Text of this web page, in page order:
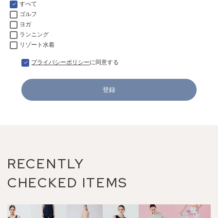
すべて
ゴルフ
ヨガ
ランニング
リゾート水着
プライバシーポリシーに同意する
登録
RECENTLY
CHECKED ITEMS